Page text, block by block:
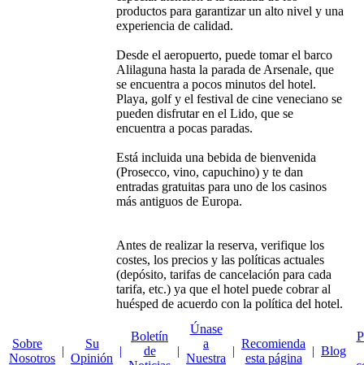
productos para garantizar un alto nivel y una
experiencia de calidad.
Desde el aeropuerto, puede tomar el barco
Alilaguna hasta la parada de Arsenale, que
se encuentra a pocos minutos del hotel.
Playa, golf y el festival de cine veneciano se
pueden disfrutar en el Lido, que se
encuentra a pocas paradas.
Está incluida una bebida de bienvenida
(Prosecco, vino, capuchino) y te dan
entradas gratuitas para uno de los casinos
más antiguos de Europa.
Antes de realizar la reserva, verifique los
costes, los precios y las políticas actuales
(depósito, tarifas de cancelación para cada
tarifa, etc.) ya que el hotel puede cobrar al
huésped de acuerdo con la política del hotel.
Sobre
Nosotros
|
Su
Opinión
|
Boletín
de
|
Únase
a
Nuestra
|
Recomienda
esta página
| Blog